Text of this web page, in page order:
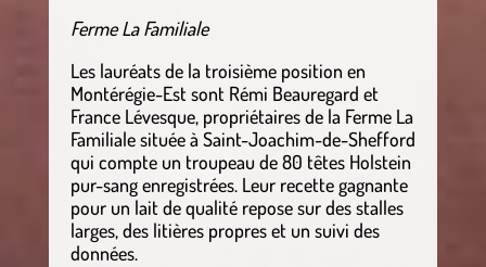
Ferme La Familiale
Les lauréats de la troisième position en
Montérégie-Est sont Rémi Beauregard et
France Lévesque, propriétaires de la Ferme La
Familiale située à Saint-Joachim-de-Shefford
qui compte un troupeau de 80 têtes Holstein
pur-sang enregistrées. Leur recette gagnante
pour un lait de qualité repose sur des stalles
larges, des litières propres et un suivi des
données.